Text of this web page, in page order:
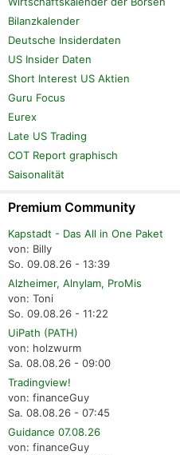
Bilanzkalender
Deutsche Insiderdaten
US Insider Daten
Short Interest US Aktien
Guru Focus
Eurex
Late US Trading
COT Report graphisch
Saisonalität
Premium Community
Kapstadt - Das All in One Paket
von: Billy
So. 09.08.26 - 13:39
Alzheimer, Alnylam, ProMis
von: Toni
So. 09.08.26 - 11:22
UiPath (PATH)
von: holzwurm
Sa. 08.08.26 - 09:00
Tradingview!
von: financeGuy
Sa. 08.08.26 - 07:45
Guidance 07.08.26
von: financeGuy